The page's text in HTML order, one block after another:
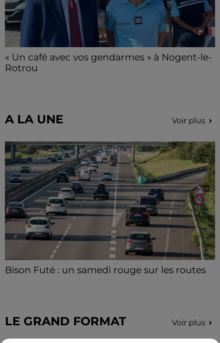
« Un café avec vos gendarmes » à Nogent-le-
Rotrou
A LA UNE Voir plus
Bison Futé : un samedi rouge sur les routes
LE GRAND FORMAT Voir plus